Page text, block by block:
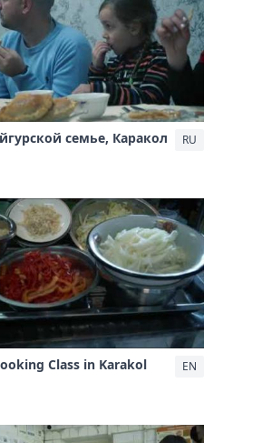
семье, Каракол
RU
Class in Karakol
EN